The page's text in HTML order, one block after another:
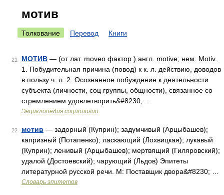
мотив
Толкование Перевод Книги
21 МОТИВ — (от лат. moveo фактор ) англ. motive; нем. Motiv.
1. Побудительная причина (повод) к к. л. действию, доводов
в пользу ч. л. 2. Осознанное побуждение к деятельности
субъекта (личности, соц группы, общности), связанное со
стремлением удовлетворить&#8230; …
Энциклопедия социологии
22 мотив — задорный (Куприн); задумчивый (Арцыбашев);
капризный (Потапенко); ласкающий (Лохвицкая); лукавый
(Куприн); ленивый (Арцыбашев); мертвящий (Гиляровский);
удалой (Достоевский); чарующий (Льдов) Эпитеты
литературной русской речи. М: Поставщик двора&#8230; …
Словарь эпитетов